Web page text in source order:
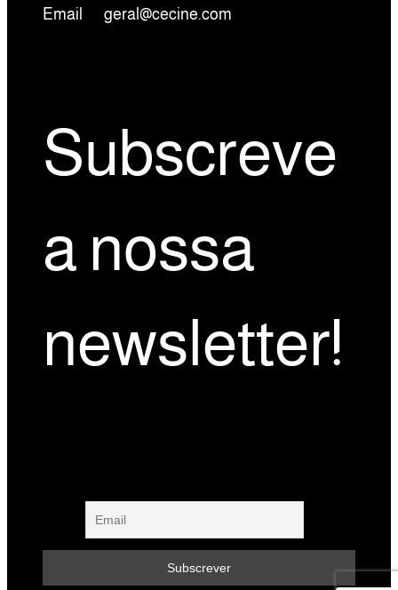
Email geral@cecine.com
Subscreve
a nossa
newsletter!